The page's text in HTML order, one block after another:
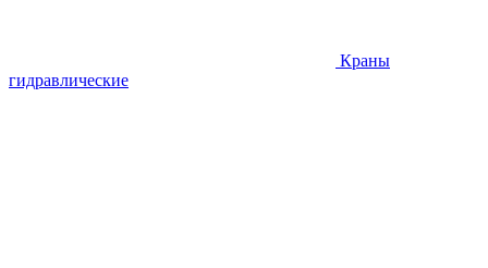
Краны
гидравлические